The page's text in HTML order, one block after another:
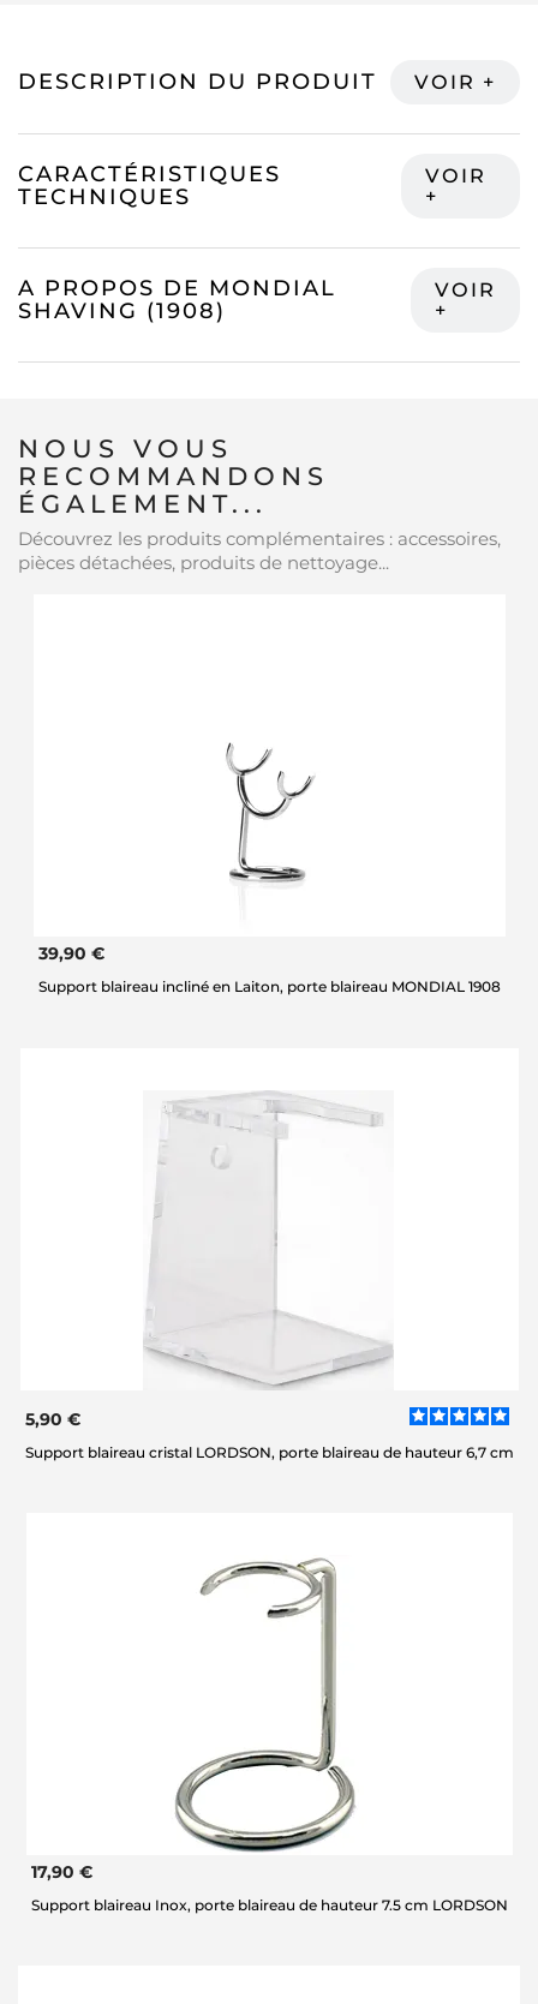
DESCRIPTION DU PRODUIT
CARACTÉRISTIQUES
TECHNIQUES
A PROPOS DE MONDIAL
SHAVING (1908)
NOUS VOUS
RECOMMANDONS
ÉGALEMENT...
Découvrez les produits complémentaires : accessoires,
pièces détachées, produits de nettoyage...
39,90 €
Support blaireau incliné en Laiton, porte blaireau MONDIAL 1908
5,90 €
Support blaireau cristal LORDSON, porte blaireau de hauteur 6,7 cm
17,90 €
Support blaireau Inox, porte blaireau de hauteur 7.5 cm LORDSON